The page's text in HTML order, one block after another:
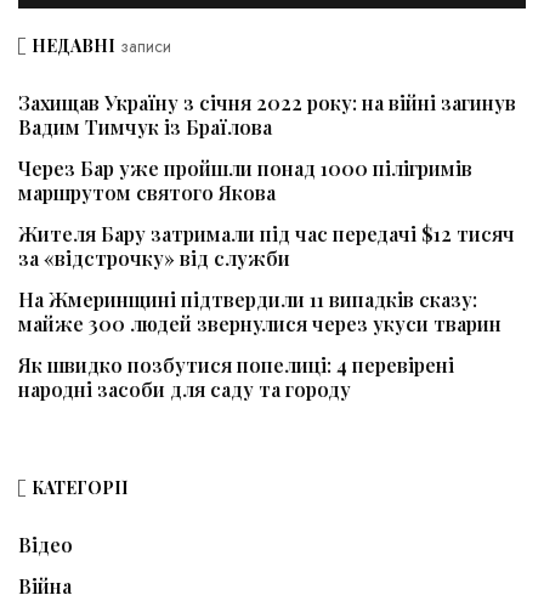
НЕДАВНІ записи
Захищав Україну з січня 2022 року: на війні загинув
Вадим Тимчук із Браїлова
Через Бар уже пройшли понад 1000 пілігримів
маршрутом святого Якова
Жителя Бару затримали під час передачі $12 тисяч
за «відстрочку» від служби
На Жмеринщині підтвердили 11 випадків сказу:
майже 300 людей звернулися через укуси тварин
Як швидко позбутися попелиці: 4 перевірені
народні засоби для саду та городу
КАТЕГОРІЇ
Відео
Війна